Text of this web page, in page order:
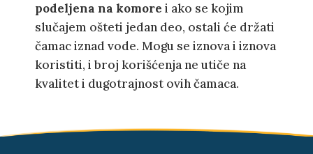
podeljena na komore i ako se kojim
slučajem ošteti jedan deo, ostali će držati
čamac iznad vode. Mogu se iznova i iznova
koristiti, i broj korišćenja ne utiče na
kvalitet i dugotrajnost ovih čamaca.